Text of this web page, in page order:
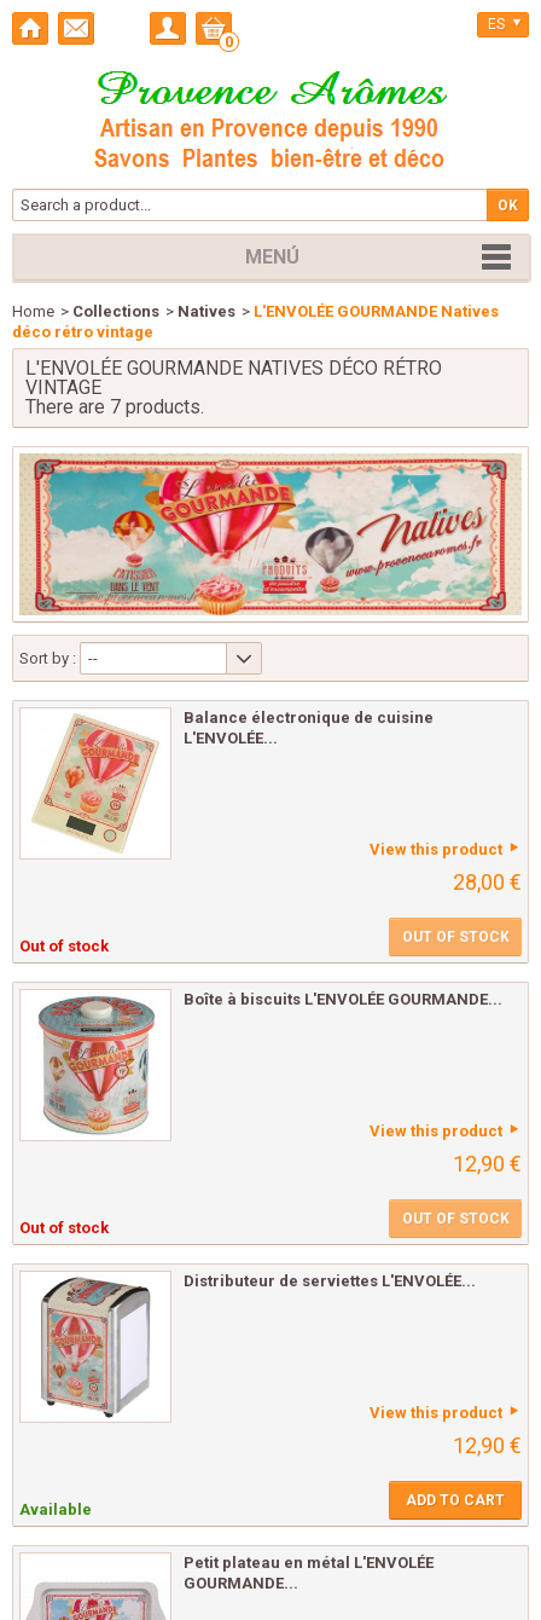
0
ES
MENÚ
Home > Collections > Natives > L'ENVOLÉE GOURMANDE Natives
déco rétro vintage
L'ENVOLÉE GOURMANDE NATIVES DÉCO RÉTRO
VINTAGE
There are 7 products.
Sort by : --
Balance électronique de cuisine
L'ENVOLÉE...
View this product
28,00 €
Out of stock OUT OF STOCK
Boîte à biscuits L'ENVOLÉE GOURMANDE...
View this product
12,90 €
Out of stock OUT OF STOCK
Distributeur de serviettes L'ENVOLÉE...
View this product
12,90 €
Available ADD TO CART
Petit plateau en métal L'ENVOLÉE
GOURMANDE...